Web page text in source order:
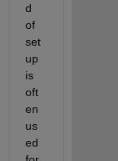
d
of
set
up
is
oft
en
us
ed